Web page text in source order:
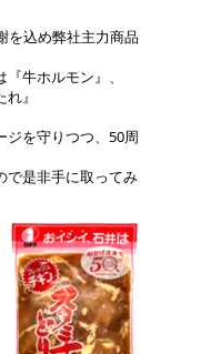
を込め弊社主力商品
牛ホルモン』、
』
を守りつつ、50周
是非手に取ってみ